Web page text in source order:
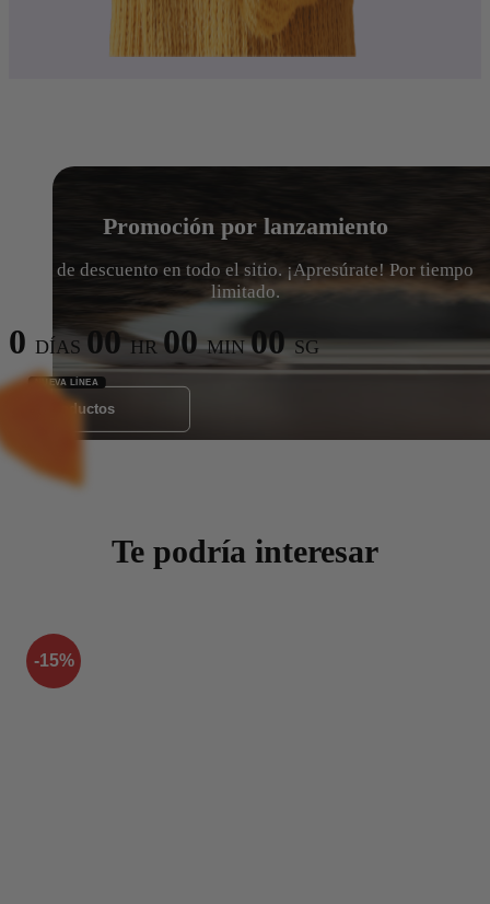
Promoción por lanzamiento
15% de descuento en todo el sitio. ¡Apresúrate! Por tiempo
limitado.
0 DÍAS 00HR00MIN00SG
Ver Productos
Te podría interesar
-15%